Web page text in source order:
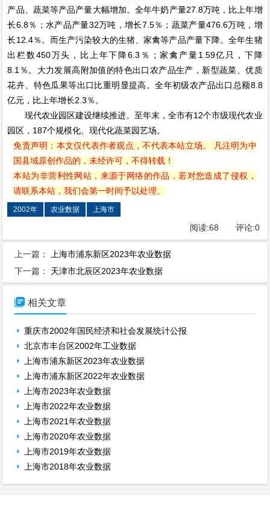
产品、蔬菜等产品产量大幅增加。全年牛奶产量27.8万吨，比上年增
长6.8％；水产品产量32万吨，增长7.5％；蔬菜产量476.6万吨，增
长12.4％。而生产污染较大的生猪、家禽等产品产量下降。全年生猪
出栏数450万头，比上年下降6.3％；家禽产量1.59亿只，下降
8.1％。大力发展高附加值的特色出口农产品生产，新型蔬菜、优质
花卉、特色瓜果等出口比重明显提高。全年初级农产品出口总额8.8
亿元，比上年增长2.3％。
现代农业园区建设继续推进。至年末，全市有12个市级现代农业
园区，187个规模化、现代化蔬菜园艺场。
免责声明：本文仅代表作者观点，不代表本站立场。 凡注明为中
国县域原创作品的，未经许可，不得转载！
本站为非营利性网站，来源于网络的作品，若对您造成了侵权，
请联系本站，我们会第一时间予以处理。
2002年 农业数据 上海市
阅读:68 评论:0
上一篇：
上海市浦东新区2023年农业数据
下一篇： 天津市北辰区2023年农业数据
 相关文章
重庆市2002年国民经济和社会发展统计公报
北京市丰台区2002年工业数据
上海市浦东新区2023年农业数据
上海市浦东新区2022年农业数据
上海市2023年农业数据
上海市2022年农业数据
上海市2021年农业数据
上海市2020年农业数据
上海市2019年农业数据
上海市2018年农业数据